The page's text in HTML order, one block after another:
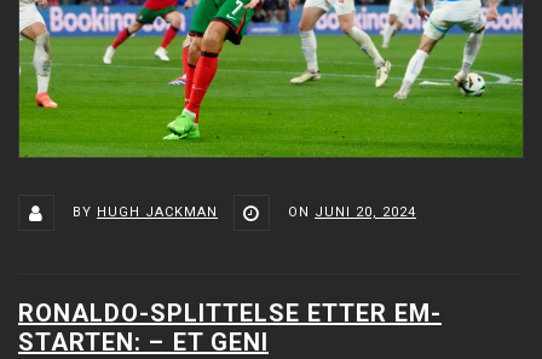
BY HUGH JACKMAN ON JUNI 20, 2024
RONALDO-SPLITTELSE ETTER EM-
STARTEN: –⁠ ET GENI